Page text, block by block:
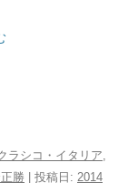
ラシコ・イタリア,
勝 | 投稿日: 2014